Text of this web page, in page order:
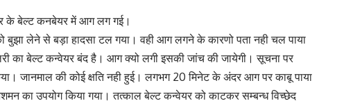
के बेल्ट कनबेयर में आग लग गई।
लेने से बड़ा हादसा टल गया। वही आग लगने के कारणो पता नही चल पाया
का बेल्ट कन्वेयर बंद है। आग क्यो लगी इसकी जांच की जायेगी। सूचना पर
जानमाल की कोई क्षति नही हुई। लगभग 20 मिनेट के अंदर आग पर काबू पाया
का उपयोग किया गया। तत्काल बेल्ट कन्वेयर को काटकर सम्बन्ध विच्छेद